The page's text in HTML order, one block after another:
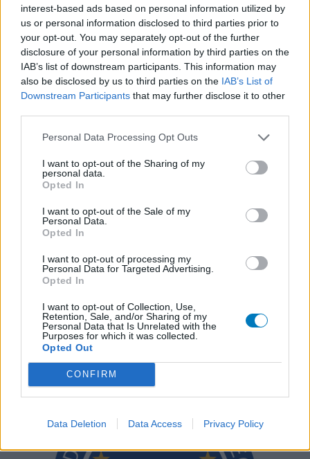
interest-based ads based on personal information utilized by
us or personal information disclosed to third parties prior to
your opt-out. You may separately opt-out of the further
disclosure of your personal information by third parties on the
IAB’s list of downstream participants. This information may
also be disclosed by us to third parties on the IAB’s List of
Downstream Participants that may further disclose it to other
Personal Data Processing Opt Outs
I want to opt-out of the Sharing of my
personal data.
Opted In
I want to opt-out of the Sale of my
Personal Data.
Opted In
I want to opt-out of processing my
Personal Data for Targeted Advertising.
Opted In
I want to opt-out of Collection, Use,
Retention, Sale, and/or Sharing of my
Personal Data that Is Unrelated with the
Purposes for which it was collected.
Opted Out
CONFIRM
Data Deletion Data Access Privacy Policy
Keppra (245)
Epilepsie
Doxycycline (243)
Antibiotiques - tetracyclines
Laroxyl (239)
Dépression - antidépresseurs TCA
Risperdal (230)
Psychose / schizophrénie - antipsychotique
Les évaluations de cette page sont écrites par les utilisateurs
eux-mêmes ; ces avis sont d’abord lus, et éventuellement
adaptés afin de répondre à nos standards en ce qui concerne
l’évaluation d’un médicament, avant d’être approuvés. Pour
partager des évaluations, il n’est pas nécessaire de posséder
des connaissances médicales. De cette façon, les évaluations
reflètent seulement une image fidèle des expériences propres
aux utilisateurs et pas celle du propriétaire de ce site web.
N’oubliez-pas que les expériences peuvent varier selon les
individus et que pour tout avis médical, il faut toujours prendre
contact avec votre médecin ou votre pharmacien.